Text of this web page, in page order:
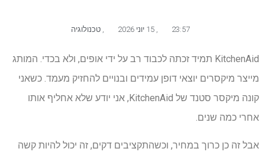
23:57 15 יוני 2026 טכנולוגיה
KitchenAid תמיד זכתה לכבוד רב על ידי אופים, ולא בכדי. המותג
מייצר מיקסרים יוצאי דופן עמידים ובנויים להחזיק מעמד. כשאני
קונה מיקסר סטנד של KitchenAid, אני יודע שלא אחליף אותו
אחרי כמה שנים.
אבל זה כן כרוך במחיר, וכשהתקציבים דקים, זה יכול להיות קשה